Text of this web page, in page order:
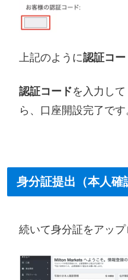
上記のように認証コー
認証コードを入力して
ら、口座開設完了です
身分証提出（本人確
続いて身分証をアップ